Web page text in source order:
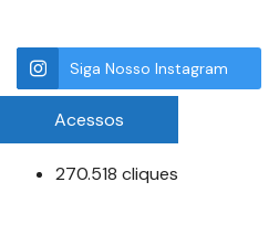
Siga Nosso Instagram
Acessos
270.518 cliques